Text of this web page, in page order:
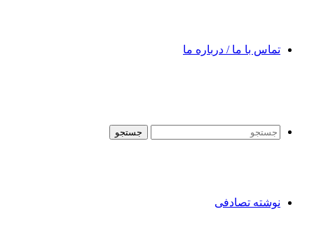
تماس با ما / درباره ما
جستجو
نوشته تصادفی